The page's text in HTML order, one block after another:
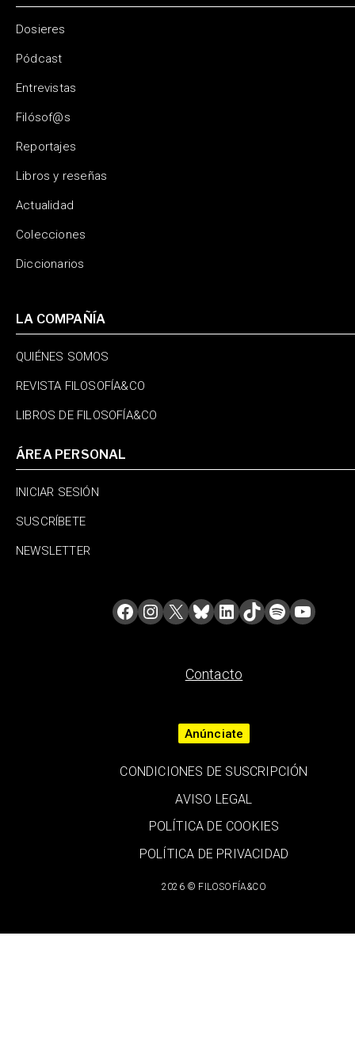
Dosieres
Pódcast
Entrevistas
Filósof@s
Reportajes
Libros y reseñas
Actualidad
Colecciones
Diccionarios
LA COMPAÑÍA
QUIÉNES SOMOS
REVISTA FILOSOFÍA&CO
LIBROS DE FILOSOFÍA&CO
ÁREA PERSONAL
INICIAR SESIÓN
SUSCRÍBETE
NEWSLETTER
Contacto
2026 © FILOSOFÍA&CO
Anúnciate
CONDICIONES DE SUSCRIPCIÓN
AVISO LEGAL
POLÍTICA DE COOKIES
POLÍTICA DE PRIVACIDAD